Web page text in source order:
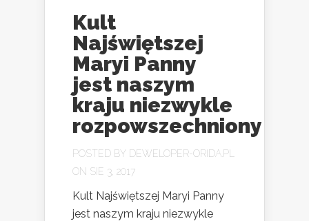
Kult
Najświętszej
Maryi Panny
jest naszym
kraju niezwykle
rozpowszechniony
POSTED BY DEWELOPER-ORIDA.PL
ON SIE 3, 2017
Kult Najświętszej Maryi Panny
jest naszym kraju niezwykle